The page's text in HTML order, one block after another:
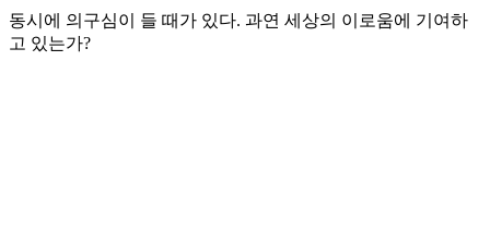
동시에 의구심이 들 때가 있다. 과연 세상의 이로움에 기여하
고 있는가?